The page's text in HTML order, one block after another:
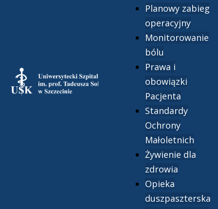
Planowy zabieg
operacyjny
Monitorowanie
bólu
Prawa i
obowiązki
Pacjenta
Standardy
Ochrony
Małoletnich
Żywienie dla
zdrowia
Opieka
duszpaszterska